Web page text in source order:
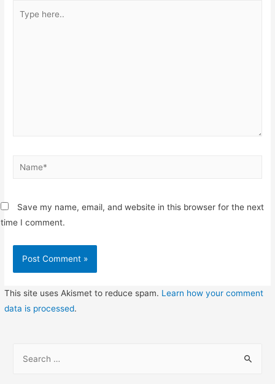
here..
Name*
Save my name, email, and website in this browser for the next
time I comment.
This site uses Akismet to reduce spam. Learn how your comment
data is processed.